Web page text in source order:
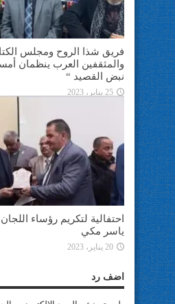
فريق شذا الروح ومجلس
والمثقفين العرب ينظمان
نبض القصيد “
25 يناير، 2023
احتفالية لتكريم رؤساء اللجان
ياسر مكي
20 يناير، 2023
اضف رد